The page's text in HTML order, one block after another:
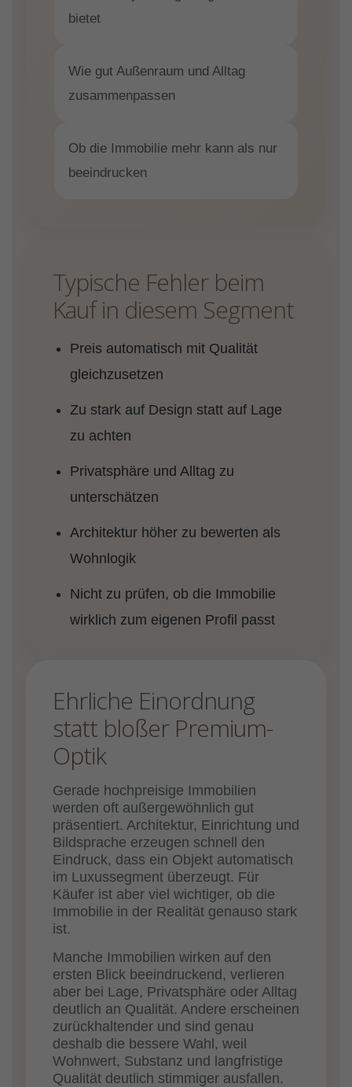
bietet
Wie gut Außenraum und Alltag
zusammenpassen
Ob die Immobilie mehr kann als nur
beeindrucken
Typische Fehler beim
Kauf in diesem Segment
Preis automatisch mit Qualität
gleichzusetzen
Zu stark auf Design statt auf Lage
zu achten
Privatsphäre und Alltag zu
unterschätzen
Architektur höher zu bewerten als
Wohnlogik
Nicht zu prüfen, ob die Immobilie
wirklich zum eigenen Profil passt
Ehrliche Einordnung
statt bloßer Premium-
Optik
Gerade hochpreisige Immobilien
werden oft außergewöhnlich gut
präsentiert. Architektur, Einrichtung und
Bildsprache erzeugen schnell den
Eindruck, dass ein Objekt automatisch
im Luxussegment überzeugt. Für
Käufer ist aber viel wichtiger, ob die
Immobilie in der Realität genauso stark
ist.
Manche Immobilien wirken auf den
ersten Blick beeindruckend, verlieren
aber bei Lage, Privatsphäre oder Alltag
deutlich an Qualität. Andere erscheinen
zurückhaltender und sind genau
deshalb die bessere Wahl, weil
Wohnwert, Substanz und langfristige
Qualität deutlich stimmiger ausfallen.